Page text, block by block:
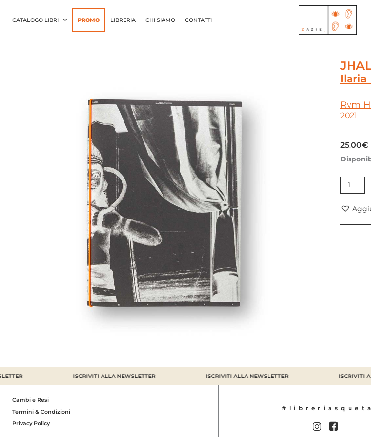
contenuto
CATALOGO LIBRI PROMO LIBRERIA CHI SIAMO CONTATTI
Rvm
2021
25,00€
Jhalak
quantità
ISCRIVITI ALLA NEWSLETTER ISCRIVITI ALLA NEWSLETTER ISCRIVITI
Cambi e Resi
Termini & Condizioni
Privacy Policy
#libreriasqueta